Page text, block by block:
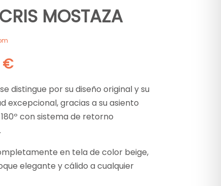
MOSTAZA
€
se distingue por su diseño original y su
excepcional, gracias a su asiento
con sistema de retorno
en tela de color beige,
elegante y cálido a cualquier